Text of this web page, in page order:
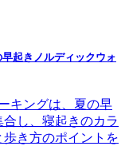
起きノルディックウォ
キングは、夏の早
し、寝起きのカラ
き方のポイントを